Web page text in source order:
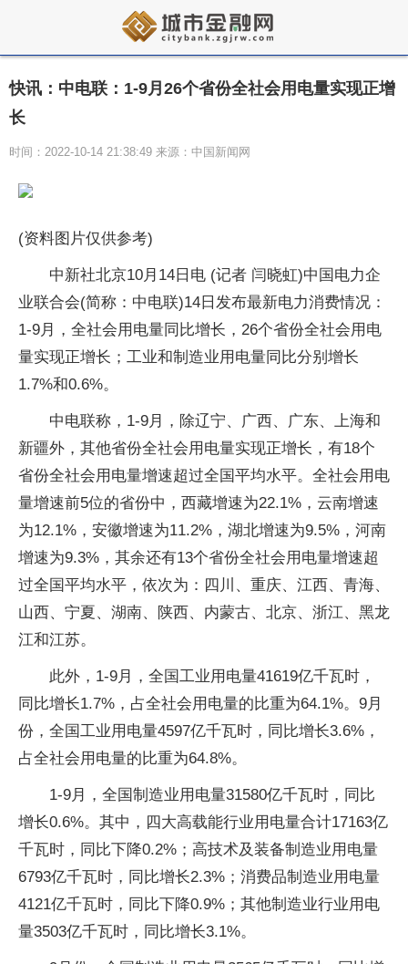
快讯：中电联：1-9月26个省份全社会用电量实现正增
长
时间：2022-10-14 21:38:49 来源：中国新闻网
(资料图片仅供参考)
中新社北京10月14日电 (记者 闫晓虹)中国电力企
业联合会(简称：中电联)14日发布最新电力消费情况：
1-9月，全社会用电量同比增长，26个省份全社会用电
量实现正增长；工业和制造业用电量同比分别增长
1.7%和0.6%。
中电联称，1-9月，除辽宁、广西、广东、上海和
新疆外，其他省份全社会用电量实现正增长，有18个
省份全社会用电量增速超过全国平均水平。全社会用电
量增速前5位的省份中，西藏增速为22.1%，云南增速
为12.1%，安徽增速为11.2%，湖北增速为9.5%，河南
增速为9.3%，其余还有13个省份全社会用电量增速超
过全国平均水平，依次为：四川、重庆、江西、青海、
山西、宁夏、湖南、陕西、内蒙古、北京、浙江、黑龙
江和江苏。
此外，1-9月，全国工业用电量41619亿千瓦时，
同比增长1.7%，占全社会用电量的比重为64.1%。9月
份，全国工业用电量4597亿千瓦时，同比增长3.6%，
占全社会用电量的比重为64.8%。
1-9月，全国制造业用电量31580亿千瓦时，同比
增长0.6%。其中，四大高载能行业用电量合计17163亿
千瓦时，同比下降0.2%；高技术及装备制造业用电量
6793亿千瓦时，同比增长2.3%；消费品制造业用电量
4121亿千瓦时，同比下降0.9%；其他制造业行业用电
量3503亿千瓦时，同比增长3.1%。